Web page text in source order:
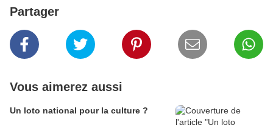
Partager
Vous aimerez aussi
Un loto national pour la culture ?